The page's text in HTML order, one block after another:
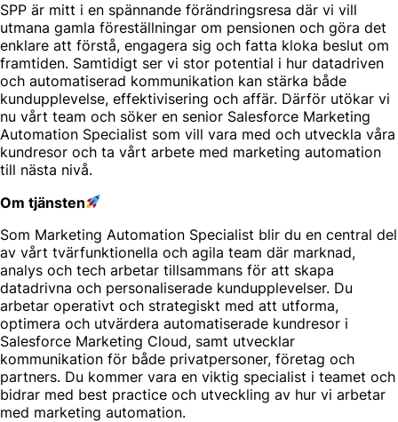
SPP är mitt i en spännande förändringsresa där vi vill
utmana gamla föreställningar om pensionen och göra det
enklare att förstå, engagera sig och fatta kloka beslut om
framtiden. Samtidigt ser vi stor potential i hur datadriven
och automatiserad kommunikation kan stärka både
kundupplevelse, effektivisering och affär. Därför utökar vi
nu vårt team och söker en senior Salesforce Marketing
Automation Specialist som vill vara med och utveckla våra
kundresor och ta vårt arbete med marketing automation
till nästa nivå.
Om tjänsten
Som Marketing Automation Specialist blir du en central del
av vårt tvärfunktionella och agila team där marknad,
analys och tech arbetar tillsammans för att skapa
datadrivna och personaliserade kundupplevelser. Du
arbetar operativt och strategiskt med att utforma,
optimera och utvärdera automatiserade kundresor i
Salesforce Marketing Cloud, samt utvecklar
kommunikation för både privatpersoner, företag och
partners. Du kommer vara en viktig specialist i teamet och
bidrar med best practice och utveckling av hur vi arbetar
med marketing automation.